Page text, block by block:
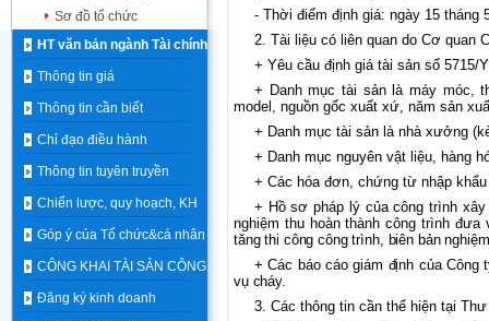
Sơ đồ tổ chức
HT văn bản ngành Tài chính
Thông tin giá
Thông tin cần biết
Chỉ đạo điều hành
Thông tin tuyên truyền
Chiến lược, quy hoạch, KH
Góp ý của Tổ chức&cá nhân
CÔNG KHAI TÀI SẢN CÔNG
Đăng ký kinh doanh
- Thời điểm định giá: ngày 15 tháng
2. Tài liệu có liên quan do Cơ quan
+ Yêu cầu định giá tài sản số 5715/
+ Danh mục tài sản là máy móc,
model, nguồn gốc xuất xứ, năm sản
+ Danh mục tài sản là nhà xưởng
+ Danh mục nguyên vật liệu, hàng
+ Các hóa đơn, chứng từ nhập
+ Hồ sơ pháp lý của công trình
nghiệm thu hoàn thành công trình
tăng thi công công trình, biên bản
+ Các báo cáo giám định của
vụ cháy.
3. Các thông tin cần thể hiện tại